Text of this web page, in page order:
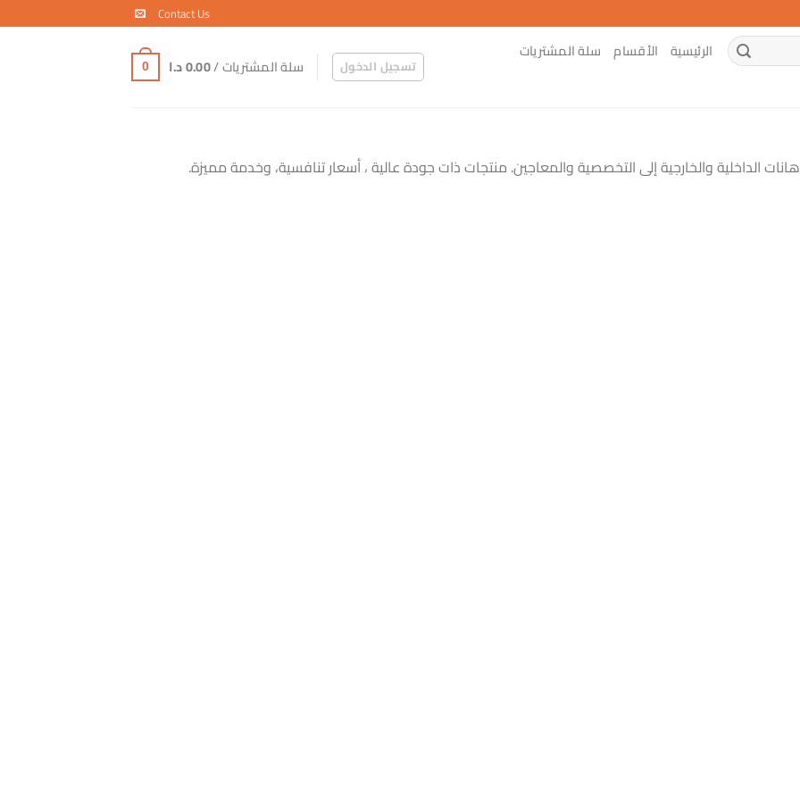
Contact Us
الرئيسية الأقسام سلة المشتريات
تسجيل الدخول سلة المشتريات /0.00د.ا 0
الداخلية والخارجية إلى التخصصية والمعاجين. منتجات ذات جودة عالية ، أسعار تنافسية، وخدمة مميزة.